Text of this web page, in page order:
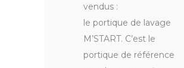
vendus :
le portique de lavage
M’START. C’est le
portique de référence